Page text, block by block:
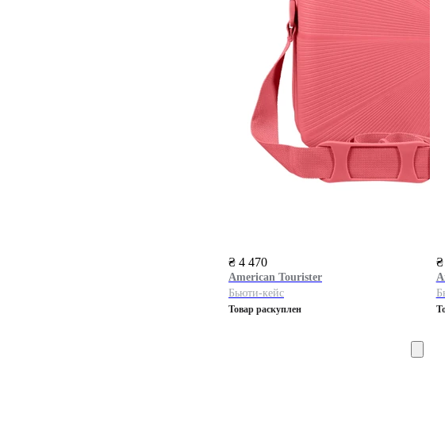
₴ 4 470
American Tourister
Бьюти-кейс
Товар раскуплен
₴